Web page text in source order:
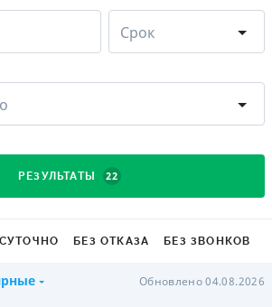
Срок
РЕЗУЛЬТАТЫ 22
БЕЗ ОТКАЗА БЕЗ ЗВОНКОВ
Обновлено 04.08.2026